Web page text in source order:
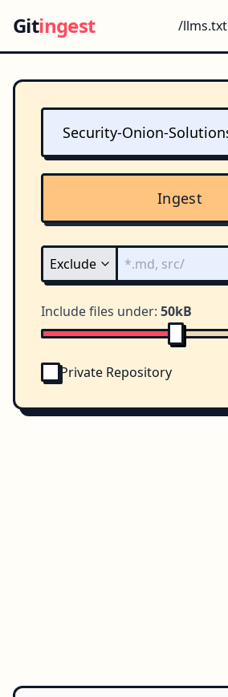
Gitingest /llms.txt
Ingest
Include files under: 50kB
Private Repository